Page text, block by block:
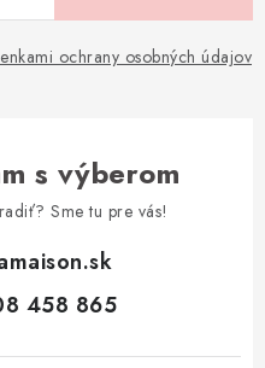
ochrany osobných údajov
s výberom
Sme tu pre vás!
458 865